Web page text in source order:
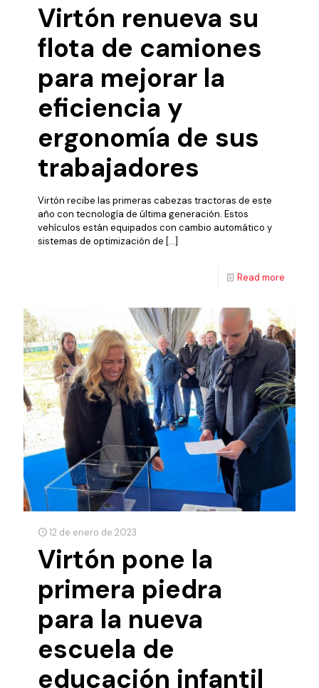
Virtón renueva su
flota de camiones
para mejorar la
eficiencia y
ergonomía de sus
trabajadores
Virtón recibe las primeras cabezas tractoras de este
año con tecnología de última generación. Estos
vehículos están equipados con cambio automático y
sistemas de optimización de […]
Read more
12 de enero de 2023
Virtón pone la
primera piedra
para la nueva
escuela de
educación infantil